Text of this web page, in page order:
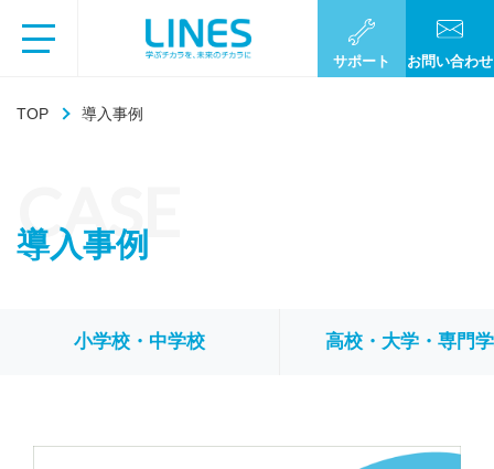
サポート お問い合わせ
TOP 導入事例
CASE
導入事例
小学校・中学校 高校・大学・専門